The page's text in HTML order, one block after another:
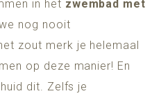
in het zwembad met
nog nooit
zout merk je helemaal
op deze manier! En
dit. Zelfs je